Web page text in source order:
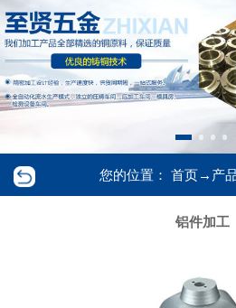
您的位置： 首页→ 产
铝件加工